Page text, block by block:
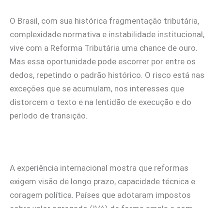
O Brasil, com sua histórica fragmentação tributária,
complexidade normativa e instabilidade institucional,
vive com a Reforma Tributária uma chance de ouro.
Mas essa oportunidade pode escorrer por entre os
dedos, repetindo o padrão histórico. O risco está nas
exceções que se acumulam, nos interesses que
distorcem o texto e na lentidão de execução e do
período de transição.
A experiência internacional mostra que reformas
exigem visão de longo prazo, capacidade técnica e
coragem política. Países que adotaram impostos